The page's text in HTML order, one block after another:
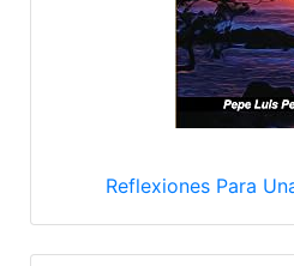
Reflexiones Para